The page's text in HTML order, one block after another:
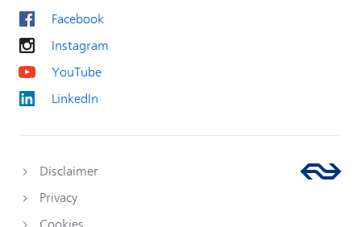
Facebook
Instagram
YouTube
LinkedIn
Disclaimer
Privacy